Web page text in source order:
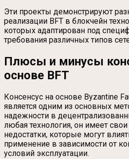
Эти проекты демонстрируют
реализации BFT в блокчейн
которых адаптирован под
требования различных типов
Плюсы и минусы
основе BFT
Консенсус на основе Byzantine
является одним из основных
надежности в
любая технология, он имеет
недостатки, которые могут
применение в зависимости от
условий эксплуатации.